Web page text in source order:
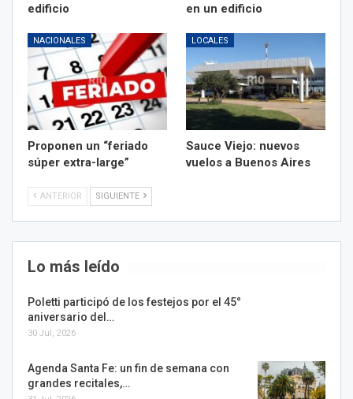
edificio
en un edificio
NACIONALES
Proponen un “feriado
súper extra-large”
LOCALES
Sauce Viejo: nuevos
vuelos a Buenos Aires
ANTERIOR SIGUIENTE
Lo más leído
Poletti participó de los festejos por el 45°
aniversario del…
30 Jul, 2026
Agenda Santa Fe: un fin de semana con
grandes recitales,…